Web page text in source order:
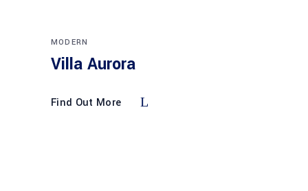
MODERN
Villa Aurora
Find Out More